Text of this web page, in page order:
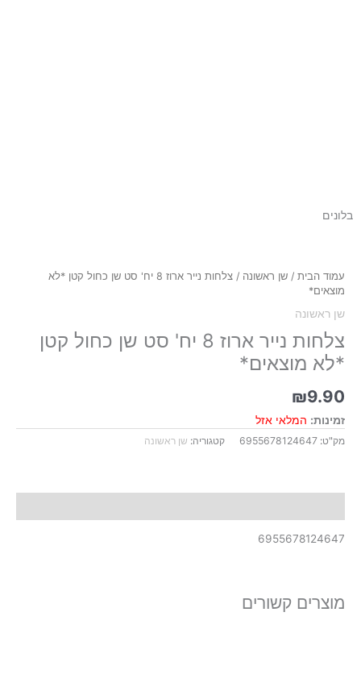
בלונים
עמוד הבית / שן ראשונה
/ צלחות נייר ארוז 8 יח' סט שן כחול קטן *לא
מוצאים*
שן ראשונה
צלחות נייר ארוז 8 יח' סט שן כחול קטן
*לא מוצאים*
₪9.90
זמינות: המלאי אזל
מק"ט: 6955678124647 קטגוריה: שן ראשונה
6955678124647
מוצרים קשורים